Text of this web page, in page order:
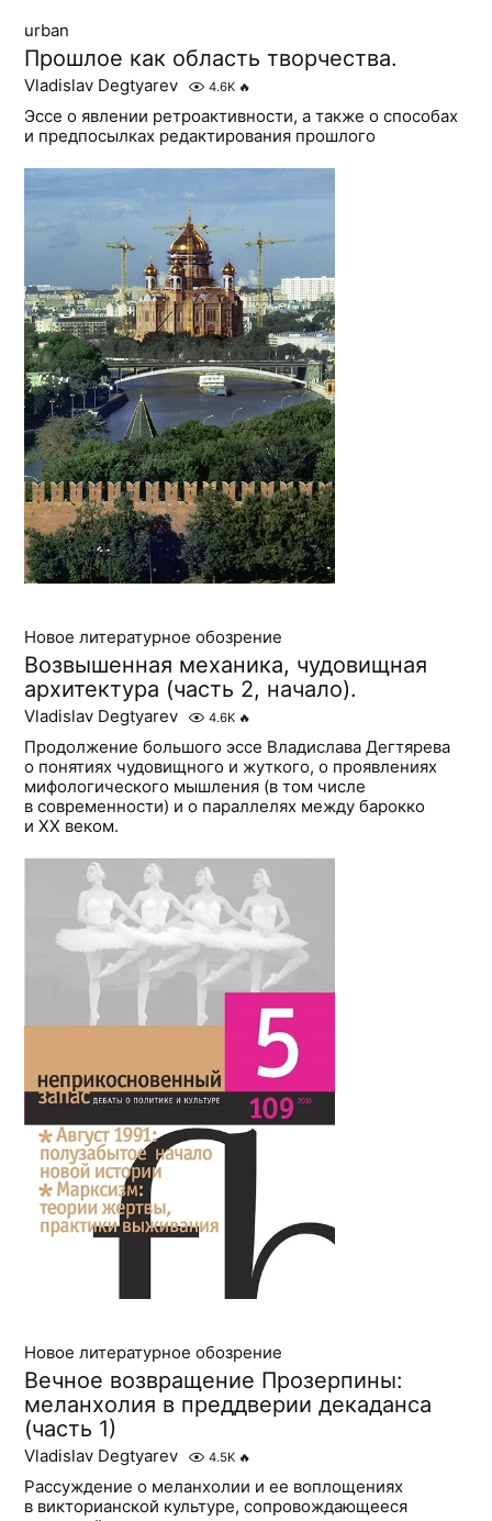
urban
Прошлое как область творчества.
Vladislav Degtyarev 4.6K 🔥
Эссе о явлении ретроактивности, а также о способах
и предпосылках редактирования прошлого
Новое литературное обозрение
Возвышенная механика, чудовищная
архитектура (часть 2, начало).
Vladislav Degtyarev 4.6K 🔥
Продолжение большого эссе Владислава Дегтярева
о понятиях чудовищного и жуткого, о проявлениях
мифологического мышления (в том числе
в современности) и о параллелях между барокко
и ХХ веком.
Новое литературное обозрение
Вечное возвращение Прозерпины:
меланхолия в преддверии декаданса
(часть 1)
Vladislav Degtyarev 4.5K 🔥
Рассуждение о меланхолии и ее воплощениях
в викторианской культуре, сопровождающееся